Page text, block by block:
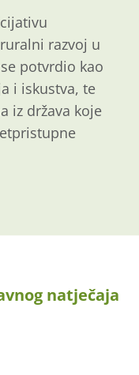
razvoj u
potvrdio kao
i iskustva, te
iz država koje
natječaja